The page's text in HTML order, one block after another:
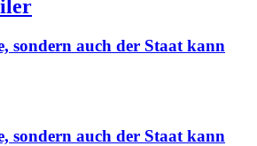
sondern auch der Staat kann
sondern auch der Staat kann